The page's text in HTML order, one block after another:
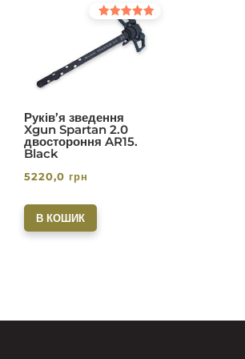
Руків’я зведення
Xgun Spartan 2.0
двостороння AR15.
Black
Оцінено в
з 5
5220,0 грн
В КОШИК